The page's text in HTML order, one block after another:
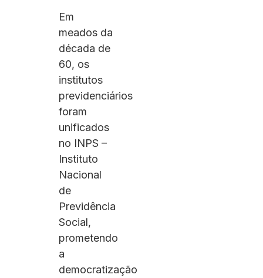
Em
meados da
década de
60, os
institutos
previdenciários
foram
unificados
no INPS –
Instituto
Nacional
de
Previdência
Social,
prometendo
a
democratização